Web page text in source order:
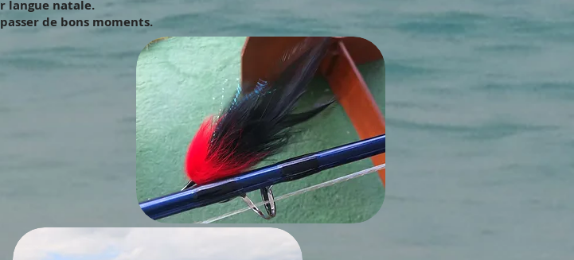
langue natale.
de bons moments.